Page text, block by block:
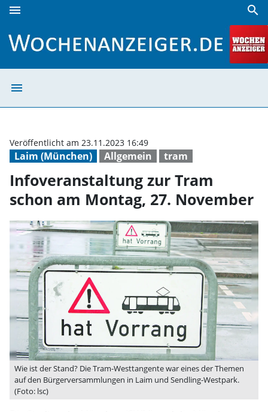
menu search
menu
Laim (München) Allgemein tram
Veröffentlicht am 23.11.2023 16:49
Infoveranstaltung zur Tram
schon am Montag, 27. November
Wie ist der Stand? Die Tram-Westtangente war eines der Themen
auf den Bürgerversammlungen in Laim und Sendling-Westpark.
(Foto: lsc)